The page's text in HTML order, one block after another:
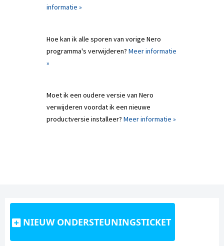
informatie »
Hoe kan ik alle sporen van vorige Nero
programma's verwijderen? Meer informatie
»
Moet ik een oudere versie van Nero
verwijderen voordat ik een nieuwe
productversie installeer? Meer informatie »
NIEUW ONDERSTEUNINGSTICKET